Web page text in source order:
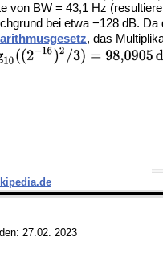
von BW = 43,1 Hz
bei etwa −128 dB.
, das
27.02. 2023